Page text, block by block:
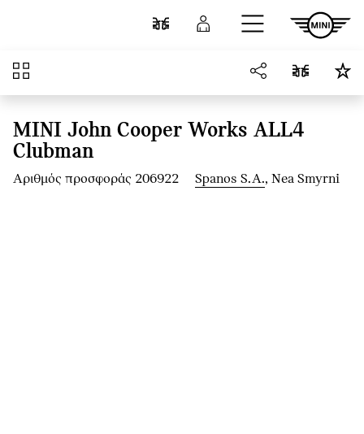
Μετάβαση στο κύριο περιεχόμενο
Σύγκριση Σύνδεση
Επισκόπηση
MINI John Cooper Works ALL4
Clubman
Αριθμός προσφοράς 206922 Spanos S.A., Nea Smyrni